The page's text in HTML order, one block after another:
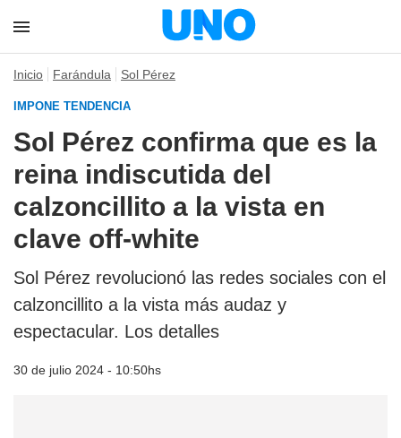
Inicio Farándula Sol Pérez
IMPONE TENDENCIA
Sol Pérez confirma que es la
reina indiscutida del
calzoncillito a la vista en
clave off-white
Sol Pérez revolucionó las redes sociales con el
calzoncillito a la vista más audaz y
espectacular. Los detalles
30 de julio 2024 - 10:50hs